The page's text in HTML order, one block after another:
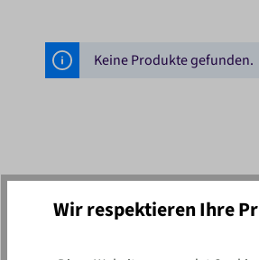
Keine Produkte gefunden.
Newsletter
Wir respektieren Ihre